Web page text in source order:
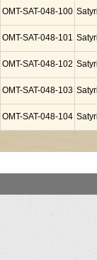
OMT-SAT-048-100
OMT-SAT-048-101
OMT-SAT-048-102
OMT-SAT-048-103
OMT-SAT-048-104